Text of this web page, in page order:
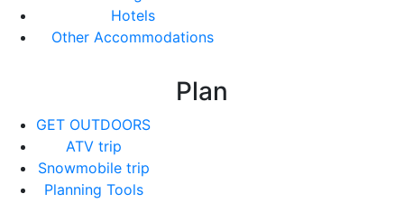
Hotels
Other Accommodations
Plan
GET OUTDOORS
ATV trip
Snowmobile trip
Planning Tools